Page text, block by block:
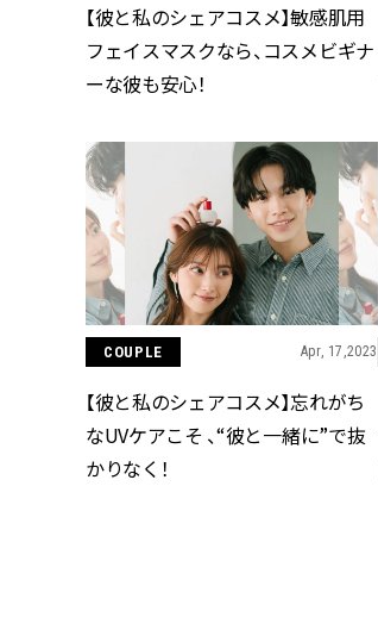
【彼と私のシェアコスメ】敏感肌用
フェイスマスクなら、コスメビギナ
ーな彼も安心！
COUPLE Apr, 17,2023
【彼と私のシェアコスメ】忘れがち
なUVケアこそ 、“彼と一緒に”で抜
かりなく！